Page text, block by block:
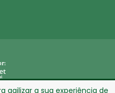
agilizar a sua experiência de